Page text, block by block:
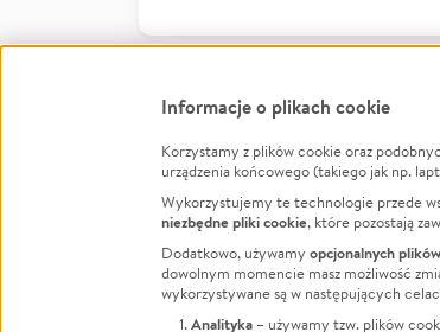
FacebookTwitter Instagram
LinkedInTikTok Youtube
Informacje o plikach cookie
Korzystamy z plików cookie oraz
urządzenia końcowego (takiego jak np.
Wykorzystujemy te technologie przede
niezbędne pliki cookie, które pozostają
Dodatkowo, używamy opcjonalnych
dowolnym momencie masz możliwość
wykorzystywane są w następujących
Analityka – używamy tzw. plików